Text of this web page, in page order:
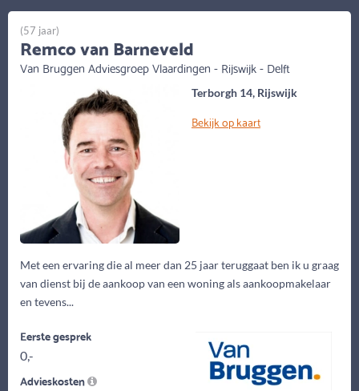
Terborgh 14, Rijswijk
Bekijk op kaart
Met een ervaring die al meer dan 25 jaar teruggaat ben ik u graag
van dienst bij de aankoop van een woning als aankoopmakelaar
en tevens...
(57 jaar)
Remco van Barneveld
Van Bruggen Adviesgroep Vlaardingen - Rijswijk - Delft
Eerste gesprek
0,-
Advieskosten